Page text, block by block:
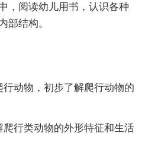
，阅读幼儿用书，认识各种
部结构。
动物，初步了解爬行动物的
行类动物的外形特征和生活